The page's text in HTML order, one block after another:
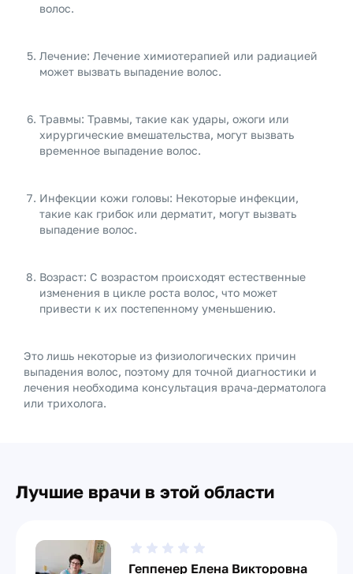
волос.
Лечение: Лечение химиотерапией или радиацией
может вызвать выпадение волос.
Травмы: Травмы, такие как удары, ожоги или
хирургические вмешательства, могут вызвать
временное выпадение волос.
Инфекции кожи головы: Некоторые инфекции,
такие как грибок или дерматит, могут вызвать
выпадение волос.
Возраст: С возрастом происходят естественные
изменения в цикле роста волос, что может
привести к их постепенному уменьшению.
Это лишь некоторые из физиологических причин
выпадения волос, поэтому для точной диагностики и
лечения необходима консультация врача-дерматолога
или трихолога.
Лучшие врачи в этой области
Геппенер Елена Викторовна